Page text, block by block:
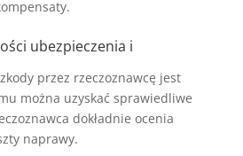
ubezpieczenia i
przez rzeczoznawcę jest
można uzyskać sprawiedliwe
dokładnie ocenia
naprawy.